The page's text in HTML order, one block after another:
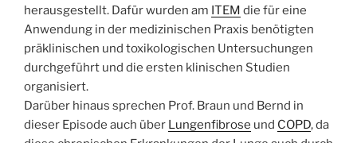
herausgestellt. Dafür wurden am ITEM die für eine
Anwendung in der medizinischen Praxis benötigten
präklinischen und toxikologischen Untersuchungen
durchgeführt und die ersten klinischen Studien
organisiert.
Darüber hinaus sprechen Prof. Braun und Bernd in
dieser Episode auch über Lungenfibrose und COPD, da